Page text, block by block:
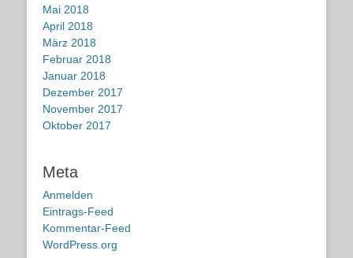
Mai 2018
April 2018
März 2018
Februar 2018
Januar 2018
Dezember 2017
November 2017
Oktober 2017
Meta
Anmelden
Eintrags-Feed
Kommentar-Feed
WordPress.org